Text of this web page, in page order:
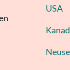
USA